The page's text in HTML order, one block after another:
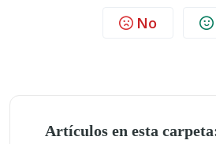
No
Artículos en esta